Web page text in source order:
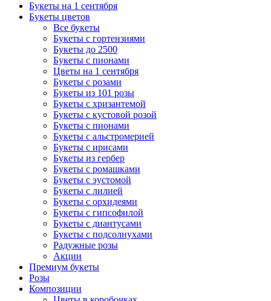
Букеты на 1 сентября
Букеты цветов
Все букеты
Букеты с гортензиями
Букеты до 2500
Букеты с пионами
Цветы на 1 сентября
Букеты с розами
Букеты из 101 розы
Букеты с хризантемой
Букеты с кустовой розой
Букеты с пионами
Букеты с альстромерией
Букеты с ирисами
Букеты из гербер
Букеты с ромашками
Букеты с эустомой
Букеты с лилией
Букеты с орхидеями
Букеты с гипсофилой
Букеты с диантусами
Букеты с подсолнухами
Радужные розы
Акции
Премиум букеты
Розы
Композиции